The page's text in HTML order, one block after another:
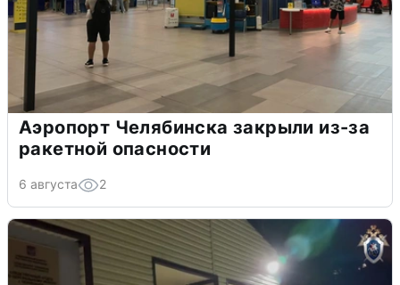
Аэропорт Челябинска закрыли из-за
ракетной опасности
6 августа 2